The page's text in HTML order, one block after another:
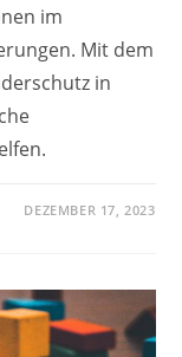
im
Mit dem
in
DEZEMBER 17, 2023